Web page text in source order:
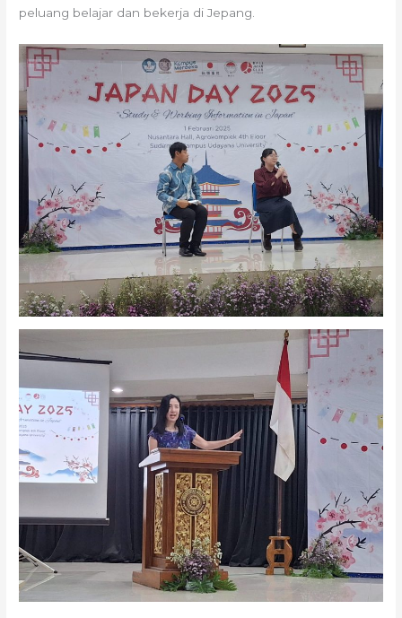
peluang belajar dan bekerja di Jepang.